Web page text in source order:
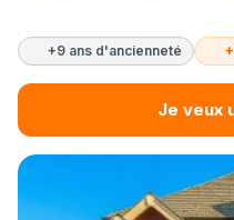
+9 ans d'ancienneté
Je veux